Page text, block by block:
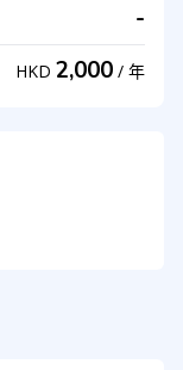
-
HKD 2,000 / 年